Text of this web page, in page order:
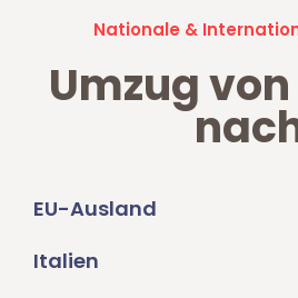
Nationale &
Umzug
EU-Ausland
Italien